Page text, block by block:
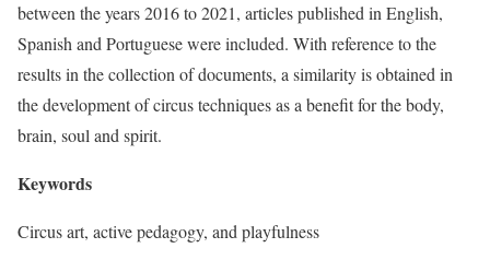
between the years 2016 to 2021, articles published in English,
Spanish and Portuguese were included. With reference to the
results in the collection of documents, a similarity is obtained in
the development of circus techniques as a benefit for the body,
brain, soul and spirit.
Keywords
Circus art, active pedagogy, and playfulness